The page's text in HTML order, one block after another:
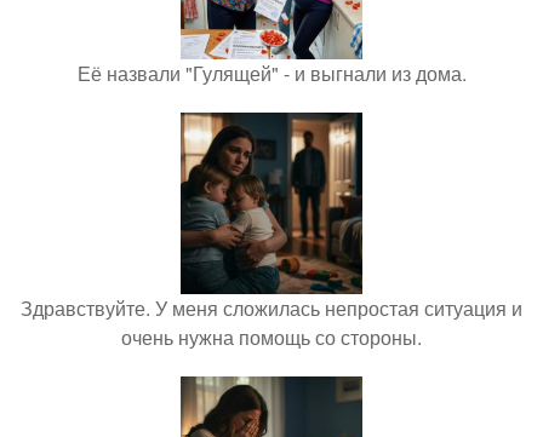
Её назвали "Гулящей" - и выгнали из дома.
Здравствуйте. У меня сложилась непростая ситуация и
очень нужна помощь со стороны.